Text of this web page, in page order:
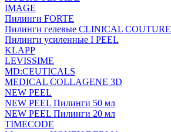
IMAGE
Пилинги FORTE
Пилинги гелевые CLINICAL COUTURE
Пилинги усиленные I PEEL
KLAPP
LEVISSIME
MD:CEUTICALS
MEDICAL COLLAGENE 3D
NEW PEEL
NEW PEEL Пилинги 50 мл
NEW PEEL Пилинги 20 мл
TIMECODE